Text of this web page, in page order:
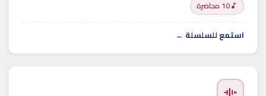
10 محاضرة
استمع للسلسلة ←